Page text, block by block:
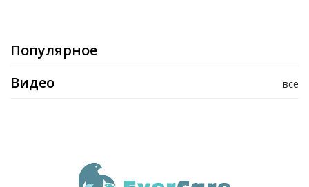
Популярное
все
Видео